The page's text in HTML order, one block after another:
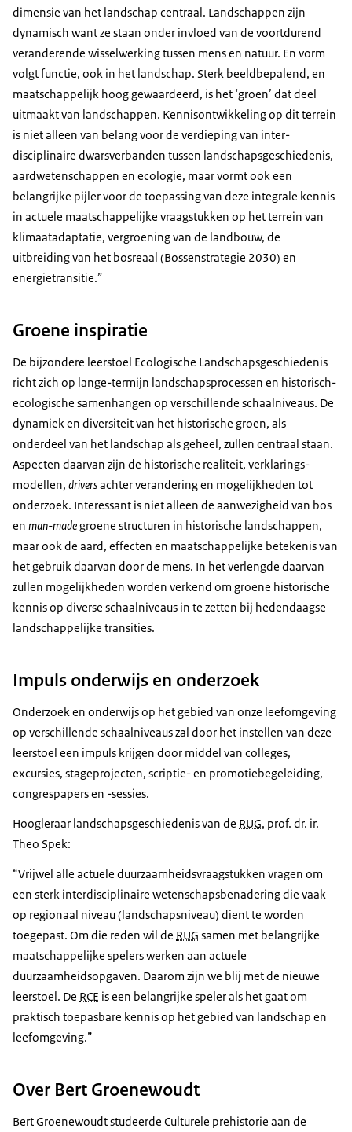
dimensie van het landschap centraal. Landschappen zijn
dynamisch want ze staan onder invloed van de voortdurend
veranderende wissel­werking tussen mens en natuur. En vorm
volgt functie, ook in het landschap. Sterk beeldbepalend, en
maatschappelijk hoog gewaardeerd, is het ‘groen’ dat deel
uitmaakt van landschappen. Kennis­ontwikkeling op dit terrein
is niet alleen van belang voor de verdieping van inter­
disciplinaire dwarsverbanden tussen landschaps­geschiedenis,
aard­wetenschappen en ecologie, maar vormt ook een
belangrijke pijler voor de toepassing van deze integrale kennis
in actuele maatschappelijke vraagstukken op het terrein van
klimaat­adaptatie, vergroening van de landbouw, de
uitbreiding van het bos­reaal (Bossenstrategie 2030) en
energietransitie.
Groene inspiratie
De bijzondere leerstoel Ecologische Landschaps­geschiedenis
richt zich op lange-termijn landschaps­processen en historisch-
ecologische samen­hangen op verschillende schaal­niveaus. De
dynamiek en diversiteit van het historische groen, als
onderdeel van het landschap als geheel, zullen centraal staan.
Aspecten daarvan zijn de historische realiteit, verklarings­
modellen, driversachter verandering en mogelijkheden tot
onderzoek. Interessant is niet alleen de aanwezigheid van bos
en man-madegroene structuren in historische landschappen,
maar ook de aard, effecten en maatschappelijke betekenis van
het gebruik daarvan door de mens. In het verlengde daarvan
zullen mogelijkheden worden verkend om groene historische
kennis op diverse schaalniveaus in te zetten bij hedendaagse
landschappelijke transities.
Impuls onderwijs en onderzoek
Onderzoek en onderwijs op het gebied van onze leefomgeving
op verschillende schaal­niveaus zal door het instellen van deze
leerstoel een impuls krijgen door middel van colleges,
excursies, stageprojecten, scriptie- en promotiebegeleiding,
congrespapers en -sessies.
Hoogleraar landschapsgeschiedenis van de RUG, prof. dr. ir.
Theo Spek:
Vrijwel alle actuele duurzaamheidsvraagstukken vragen om
een sterk inter­disciplinaire wetenschaps­benadering die vaak
op regionaal niveau (landschaps­niveau) dient te worden
toegepast. Om die reden wil de RUG samen met belangrijke
maatschappelijke spelers werken aan actuele
duurzaamheidsopgaven. Daarom zijn we blij met de nieuwe
leerstoel. De RCE is een belangrijke speler als het gaat om
praktisch toepasbare kennis op het gebied van landschap en
leefomgeving.
Over Bert Groenewoudt
Bert Groenewoudt studeerde Culturele prehistorie aan de